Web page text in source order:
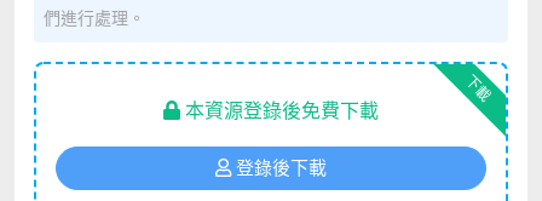
們進行處理。
下載
本資源登錄後免費下載
登錄後下載